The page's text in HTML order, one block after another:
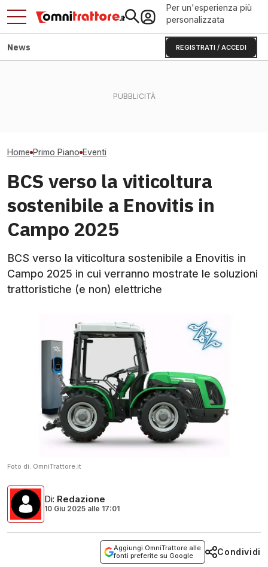
Per un'esperienza più
personalizzata
REGISTRATI / ACCEDI
News
Home Primo Piano Eventi
BCS verso la viticoltura
sostenibile a Enovitis in
Campo 2025
BCS verso la viticoltura sostenibile a Enovitis in
Campo 2025 in cui verranno mostrate le soluzioni
trattoristiche (e non) elettriche
Foto di: OmniTrattore.it
Di: Redazione
10 Giu 2025 alle 17:01
Aggiungi OmniTrattore alle
fonti preferite su Google
Condividi